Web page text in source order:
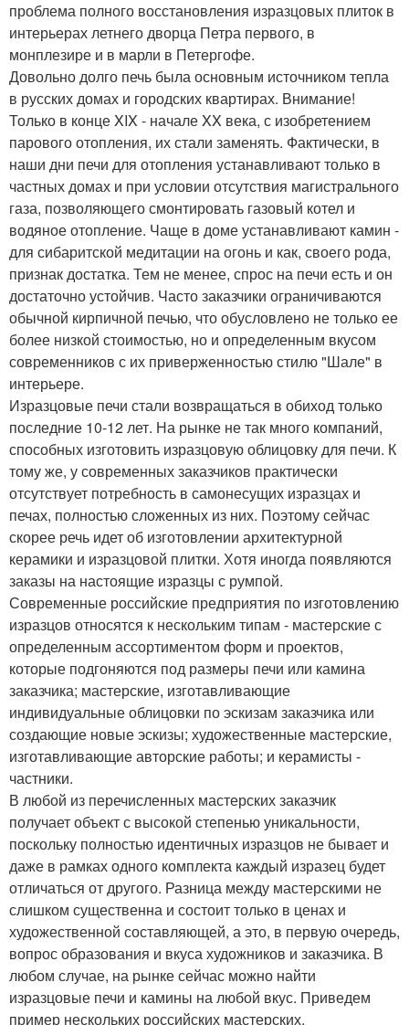
проблема полного восстановления изразцовых плиток в
интерьерах летнего дворца Петра первого, в
монплезире и в марли в Петергофе.
Довольно долго печь была основным источником тепла
в русских домах и городских квартирах. Внимание!
Только в конце XIX - начале XX века, с изобретением
парового отопления, их стали заменять. Фактически, в
наши дни печи для отопления устанавливают только в
частных домах и при условии отсутствия магистрального
газа, позволяющего смонтировать газовый котел и
водяное отопление. Чаще в доме устанавливают камин -
для сибаритской медитации на огонь и как, своего рода,
признак достатка. Тем не менее, спрос на печи есть и он
достаточно устойчив. Часто заказчики ограничиваются
обычной кирпичной печью, что обусловлено не только ее
более низкой стоимостью, но и определенным вкусом
современников с их приверженностью стилю "Шале" в
интерьере.
Изразцовые печи стали возвращаться в обиход только
последние 10-12 лет. На рынке не так много компаний,
способных изготовить изразцовую облицовку для печи. К
тому же, у современных заказчиков практически
отсутствует потребность в самонесущих изразцах и
печах, полностью сложенных из них. Поэтому сейчас
скорее речь идет об изготовлении архитектурной
керамики и изразцовой плитки. Хотя иногда появляются
заказы на настоящие изразцы с румпой.
Современные российские предприятия по изготовлению
изразцов относятся к нескольким типам - мастерские с
определенным ассортиментом форм и проектов,
которые подгоняются под размеры печи или камина
заказчика; мастерские, изготавливающие
индивидуальные облицовки по эскизам заказчика или
создающие новые эскизы; художественные мастерские,
изготавливающие авторские работы; и керамисты -
частники.
В любой из перечисленных мастерских заказчик
получает объект с высокой степенью уникальности,
поскольку полностью идентичных изразцов не бывает и
даже в рамках одного комплекта каждый изразец будет
отличаться от другого. Разница между мастерскими не
слишком существенна и состоит только в ценах и
художественной составляющей, а это, в первую очередь,
вопрос образования и вкуса художников и заказчика. В
любом случае, на рынке сейчас можно найти
изразцовые печи и камины на любой вкус. Приведем
пример нескольких российских мастерских.